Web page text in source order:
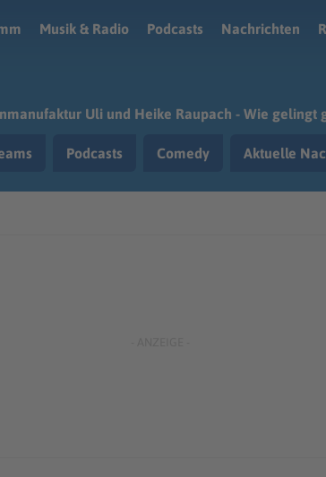
Musik & Radio Podcasts Nachrichten
Uli und Heike Raupach - Wie gelingt
Podcasts Comedy Aktuelle